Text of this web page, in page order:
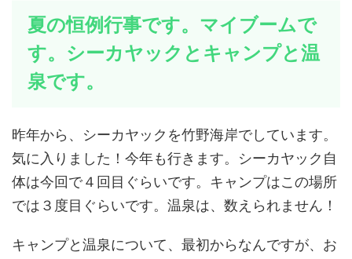
夏の恒例行事です。マイブームで
す。シーカヤックとキャンプと温
泉です。
昨年から、シーカヤックを竹野海岸でしています。
気に入りました！今年も行きます。シーカヤック自
体は今回で４回目ぐらいです。キャンプはこの場所
では３度目ぐらいです。温泉は、数えられません！
キャンプと温泉について、最初からなんですが、お